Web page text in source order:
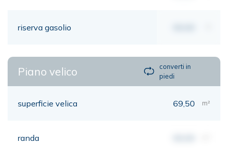
riserva gasolio
Piano velico
converti in
piedi
superficie velica 69,50 m²
randa